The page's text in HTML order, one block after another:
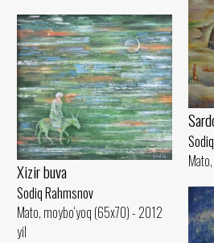
Xizir buva
Sodiq Rahmsnov
Mato, moybo‘yoq (65x70) - 2012
yil